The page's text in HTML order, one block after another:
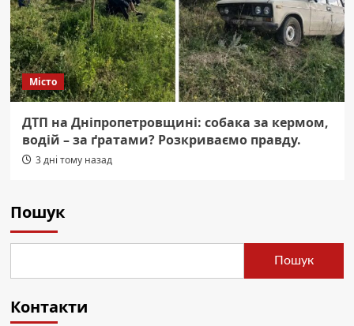
Місто
ДТП на Дніпропетровщині: собака за кермом,
водій – за ґратами? Розкриваємо правду.
3 дні тому назад
Пошук
Пошук
Контакти